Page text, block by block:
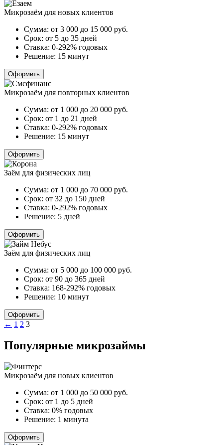
Микрозаём для новых клиентов
Сумма: от 3 000 до 15 000 руб.
Срок: от 5 до 35 дней
Ставка: 0-292% годовых
Решение: 15 минут
Оформить
Микрозаём для повторных клиентов
Сумма: от 1 000 до 20 000 руб.
Срок: от 1 до 21 дней
Ставка: 0-292% годовых
Решение: 15 минут
Оформить
Заём для физических лиц
Сумма: от 1 000 до 70 000 руб.
Срок: от 32 до 150 дней
Ставка: 0-292% годовых
Решение: 5 дней
Оформить
Заём для физических лиц
Сумма: от 5 000 до 100 000 руб.
Срок: от 90 до 365 дней
Ставка: 168-292% годовых
Решение: 10 минут
Оформить
Пагинация
← 1 2 3
Популярные микрозаймы
Микрозаём для новых клиентов
Сумма: от 1 000 до 50 000 руб.
Срок: от 1 до 5 дней
Ставка: 0% годовых
Решение: 1 минута
Оформить